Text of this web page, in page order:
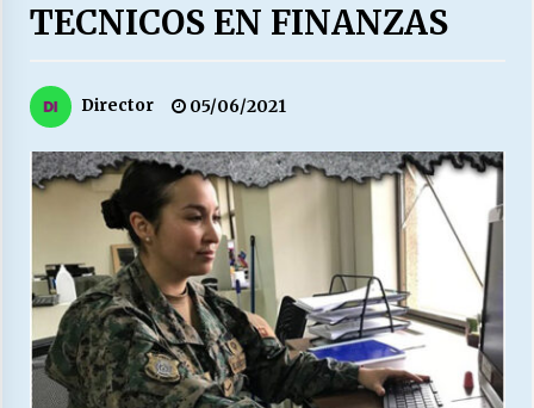
“ORGULLOSOS DE SER DC” SALUDA EL
LABORAL:
13/07/2026
Escuela hospitalaria El Carmen de Maipu.
25/06/2026
¿Qué habrían dicho?
23/06/2026
TECNICOS EN FINANZAS
Director 05/06/2021